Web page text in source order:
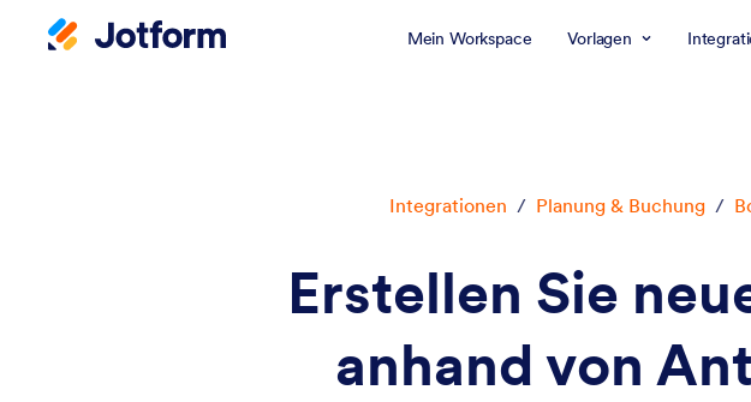
Mein Workspace Vorlagen
Integrationen / Planung & Buchung /
Erstellen Sie
anhand von